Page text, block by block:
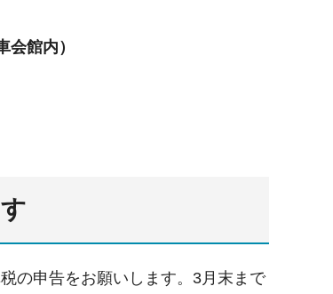
館内）
の申告をお願いします。3月末まで